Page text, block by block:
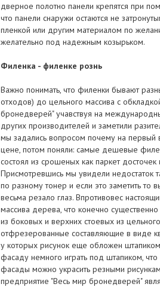
дверное полотно панели крепятся при
что панели снаружи остаются не
пленкой или другим материалом по
желательно под надежным козырьком.
Филенка - филенке рознь
Важно понимать, что филенки бывают
отходов) до цельного массива с
бронедверей" учавствуя на
других производителей и заметили
мы задались вопросом почему на
цене, потом поняли: cамые дешевые
состоял из срошеных как паркет
Присмотревшись мы увидели недостаток
по разному тонер и если это заметить
весьма резало глаз. Впротивовес
массива дерева, что конечно
из боковых и верхних стоевых из
отфрезерованные составляющие в виде
у которых рисунок еще обложен
фасаду немного играть под штапиком,
фасады можно украсить резными
предприятие "Весь мир бронедверей"